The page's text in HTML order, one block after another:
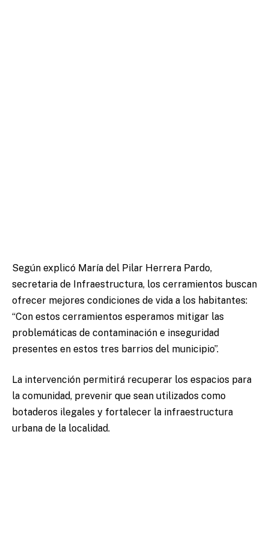
Según explicó María del Pilar Herrera Pardo,
secretaria de Infraestructura, los cerramientos buscan
ofrecer mejores condiciones de vida a los habitantes:
“Con estos cerramientos esperamos mitigar las
problemáticas de contaminación e inseguridad
presentes en estos tres barrios del municipio”.
La intervención permitirá recuperar los espacios para
la comunidad, prevenir que sean utilizados como
botaderos ilegales y fortalecer la infraestructura
urbana de la localidad.